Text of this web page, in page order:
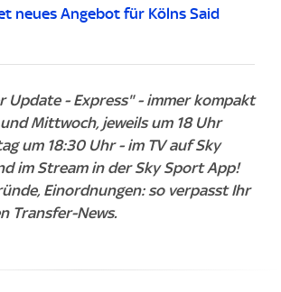
neues Angebot für Kölns Said
Update - Express" - immer kompakt
Mittwoch, jeweils um 18 Uhr
um 18:30 Uhr - im TV auf Sky
im Stream in der Sky Sport App!
Einordnungen: so verpasst Ihr
Transfer-News.